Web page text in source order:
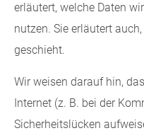
erläutert, welche Daten
nutzen. Sie erläutert
geschieht.
Wir weisen darauf hin,
Internet (z. B. bei der
Sicherheitslücken